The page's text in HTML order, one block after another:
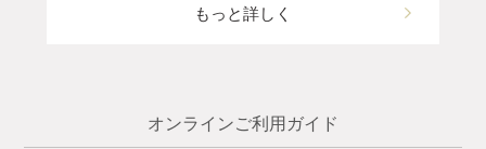
もっと詳しく
オンラインご利用ガイド